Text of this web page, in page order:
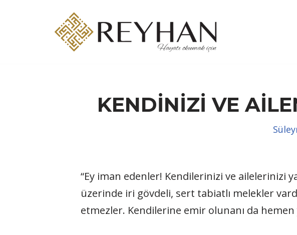
KENDİNİZİ VE
“Ey iman edenler! Kendilerinizi ve ailelerinizi
üzerinde iri gövdeli, sert tabiatlı melekler
etmezler. Kendilerine emir olunanı da hemen